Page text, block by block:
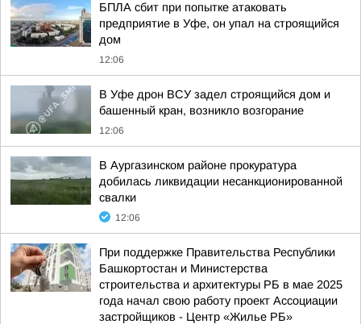
БПЛА сбит при попытке атаковать
предприятие в Уфе, он упал на строящийся
дом
12:06
В Уфе дрон ВСУ задел строящийся дом и
башенный кран, возникло возгорание
12:06
В Аургазинском районе прокуратура
добилась ликвидации несанкционированной
свалки
12:06
При поддержке Правительства Республики
Башкортостан и Министерства
строительства и архитектуры РБ в мае 2025
года начал свою работу проект Ассоциации
застройщиков - Центр «Жилье РБ»